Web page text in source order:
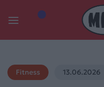
Fitness 13.06.2026